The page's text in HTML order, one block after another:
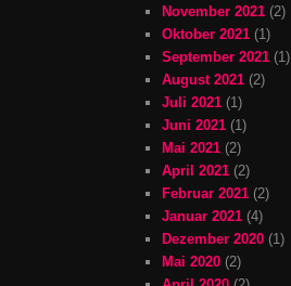
November 2021 (2)
Oktober 2021 (1)
September 2021 (1)
August 2021 (2)
Juli 2021 (1)
Juni 2021 (1)
Mai 2021 (2)
April 2021 (2)
Februar 2021 (2)
Januar 2021 (4)
Dezember 2020 (1)
Mai 2020 (2)